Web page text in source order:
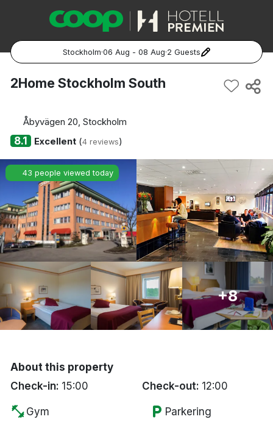
Stockholm·06 Aug - 08 Aug·2 Guests
Popular Destinations:
Göteborg
Malmö
Hela Norge
Bergen
Hela Danmark
2Home Stockholm South
Åbyvägen 20, Stockholm
8.1 Excellent(4 reviews)
43 people viewed today
+8
About this property
Check-in: 15:00 Check-out: 12:00
fitness_center Gym local_parking Parkering